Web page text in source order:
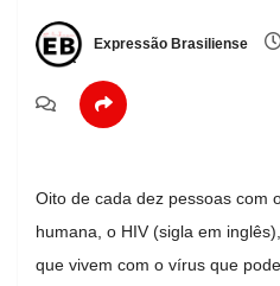
Expressão Brasiliense
Oito de cada dez pessoas com
humana, o HIV (sigla em
que vivem com o vírus que